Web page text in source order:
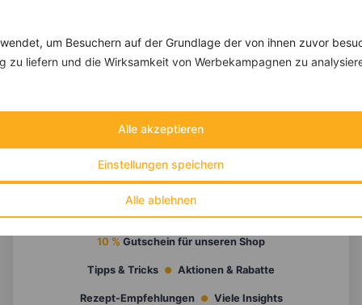
um Besuchern auf der Grundlage der von ihnen zuvor
zu liefern und die Wirksamkeit von Werbekampagnen zu
Alle ablehnen
Einstellungen speichern
Alle akzeptieren
10 % Gutschein für unseren Shop
Tipps & Tricks Aktionen & Rabatte
Rezept-Empfehlungen Viele Insights